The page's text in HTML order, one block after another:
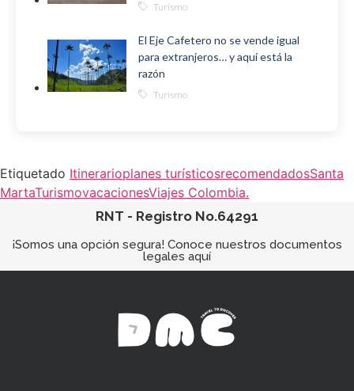
Turismo
El Eje Cafetero no se vende igual
para extranjeros… y aquí está la
razón
Turismo
Etiquetado Itinerarioplanes turísticosrecomendadosSanta
MartaTurismovacacionesViajes Colombia.
RNT - Registro No.64291
¡Somos una opción segura! Conoce nuestros documentos
legales aquí